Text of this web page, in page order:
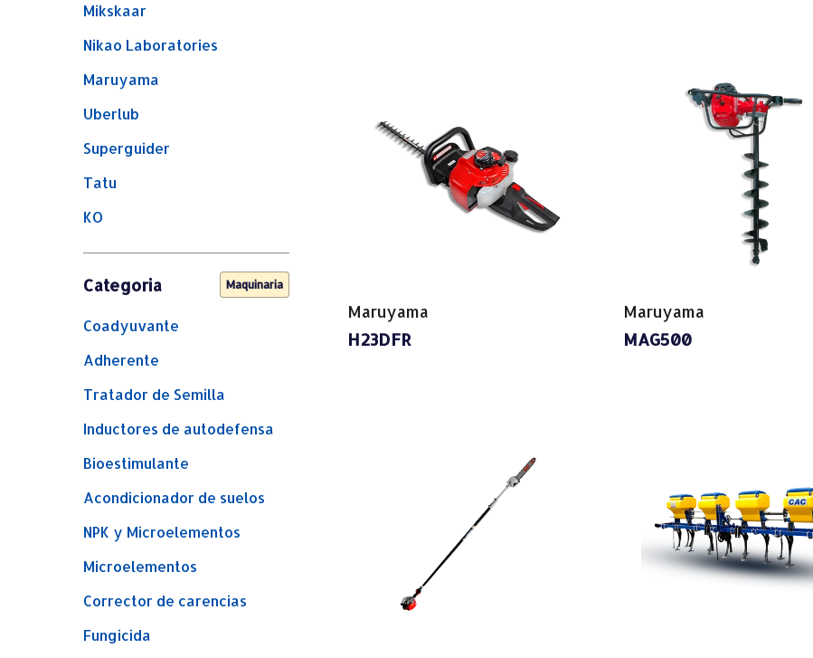
Mikskaar
Nikao Laboratories
Maruyama
Uberlub
Superguider
Tatu
KO
Categoria Maquinaria
Coadyuvante
Adherente
Tratador de Semilla
Inductores de autodefensa
Bioestimulante
Acondicionador de suelos
NPK y Microelementos
Microelementos
Corrector de carencias
Fungicida
Maruyama
H23DFR
Maruyama
MAG500